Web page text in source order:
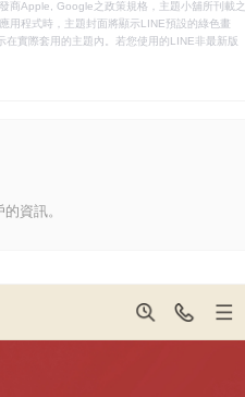
商Apple, Google之政策規格，主題小舖所刊載之
用程式時，主題封面將顯示LINE預設的綠色畫
實際套用的主題內。若您使用的LINE非最新版
資訊。